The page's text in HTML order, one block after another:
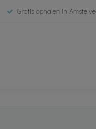
Gratis ophalen in